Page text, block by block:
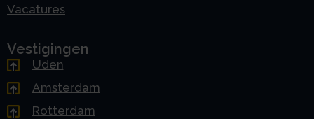
Vacatures
Vestigingen
Uden
Amsterdam
Rotterdam